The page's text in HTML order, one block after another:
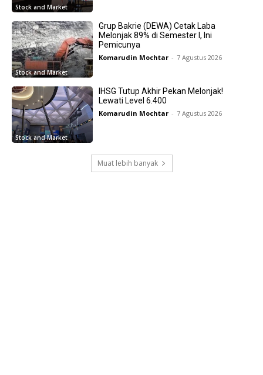
Stock and Market
Stock and Market
Grup Bakrie (DEWA) Cetak Laba
Melonjak 89% di Semester I, Ini
Pemicunya
Komarudin Mochtar - 7 Agustus 2026
Stock and Market
IHSG Tutup Akhir Pekan Melonjak!
Lewati Level 6.400
Komarudin Mochtar - 7 Agustus 2026
Muat lebih banyak